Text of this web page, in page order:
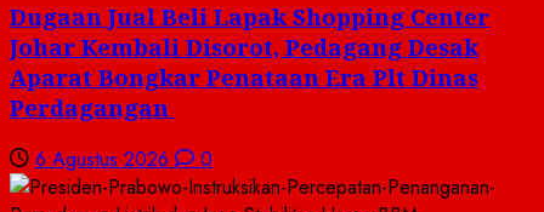
Dugaan Jual Beli Lapak Shopping Center
Johar Kembali Disorot, Pedagang Desak
Aparat Bongkar Penataan Era Plt Dinas
Perdagangan ‎
6 Agustus 2026 0